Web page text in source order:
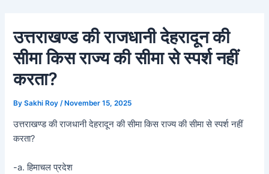
content
उत्तराखण्ड की राजधानी देहरादून की
सीमा किस राज्य की सीमा से स्पर्श नहीं
करता?
BySakhi Roy /November 15, 2025
उत्तराखण्ड की राजधानी देहरादून की सीमा किस राज्य की सीमा से स्पर्श नहीं
करता?
-a. हिमाचल प्रदेश